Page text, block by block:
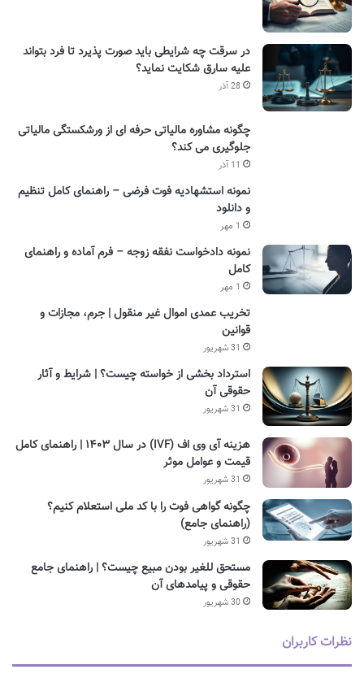
در سرقت چه شرایطی باید صورت پذیرد تا فرد بتواند
علیه سارق شکایت نماید؟
28 آذر
چگونه مشاوره مالیاتی حرفه ای از ورشکستگی مالیاتی
جلوگیری می کند؟
11 آذر
نمونه استشهادیه فوت فرضی – راهنمای کامل تنظیم
و دانلود
1 مهر
نمونه دادخواست نفقه زوجه – فرم آماده و راهنمای
کامل
1 مهر
تخریب عمدی اموال غیر منقول | جرم، مجازات و
قوانین
31 شهریور
استرداد بخشی از خواسته چیست؟ | شرایط و آثار
حقوقی آن
31 شهریور
هزینه آی وی اف (IVF) در سال ۱۴۰۳ | راهنمای کامل
قیمت و عوامل موثر
31 شهریور
چگونه گواهی فوت را با کد ملی استعلام کنیم؟
(راهنمای جامع)
31 شهریور
مستحق للغیر بودن مبیع چیست؟ | راهنمای جامع
حقوقی و پیامدهای آن
30 شهریور
نظرات کاربران